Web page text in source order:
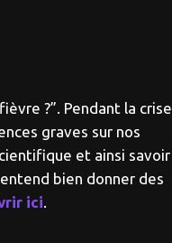
?”. Pendant la crise
graves sur nos
et ainsi savoir
bien donner des
ici.